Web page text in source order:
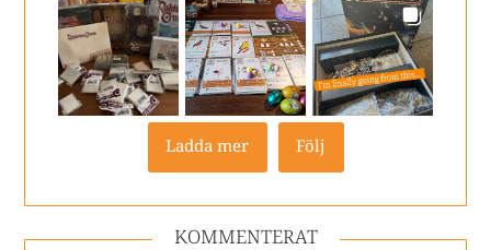
Ladda mer Följ
KOMMENTERAT